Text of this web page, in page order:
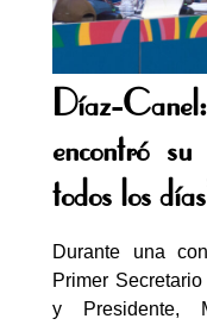
Díaz-
encontró
todos los
Durante una
Primer
y Presidente,